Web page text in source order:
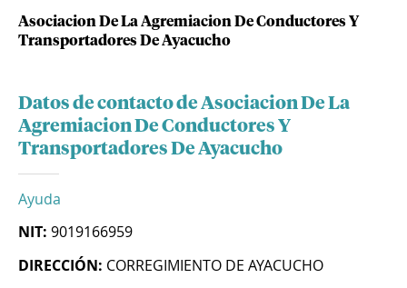
Asociacion De La Agremiacion De Conductores Y
Transportadores De Ayacucho
Datos de contacto de Asociacion De La
Agremiacion De Conductores Y
Transportadores De Ayacucho
Ayuda
NIT: 9019166959
DIRECCIÓN: CORREGIMIENTO DE AYACUCHO